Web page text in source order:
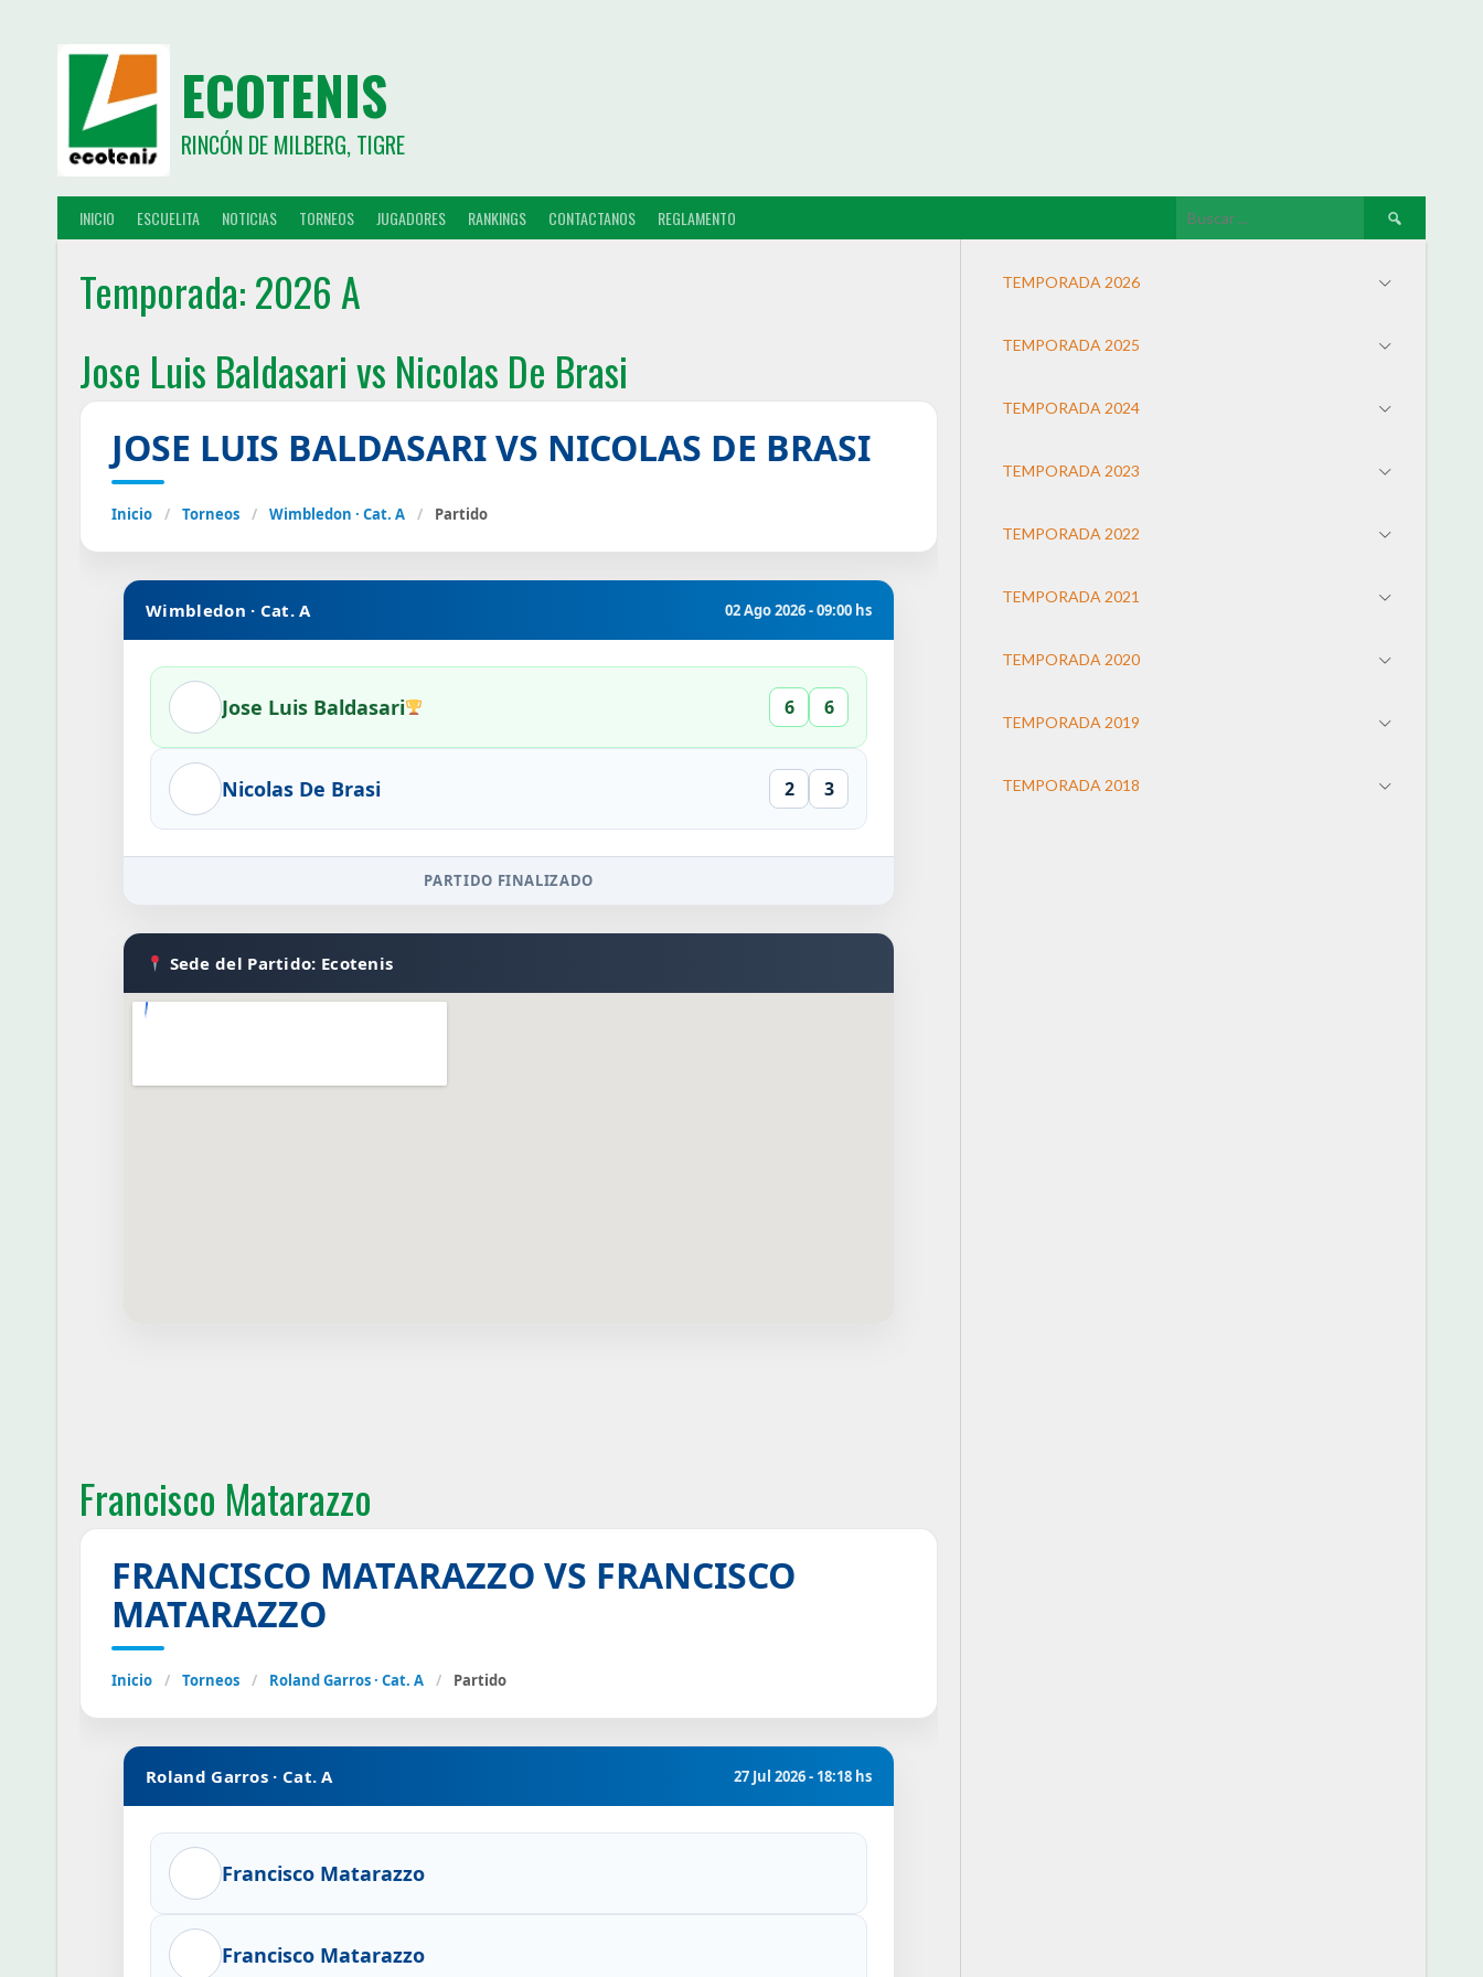
ECOTENIS
RINCÓN DE MILBERG, TIGRE
INICIO ESCUELITA NOTICIAS TORNEOS JUGADORES RANKINGS CONTACTANOS REGLAMENTO
Temporada:2026 A
Jose Luis Baldasari vs Nicolas De Brasi
JOSE LUIS BALDASARI VS NICOLAS DE BRASI
Inicio / Torneos / Wimbledon · Cat. A / Partido
Wimbledon · Cat. A 02 Ago 2026 - 09:00 hs
Jose Luis Baldasari 6 6
Nicolas De Brasi 2 3
PARTIDO FINALIZADO
Sede del Partido: Ecotenis
Francisco Matarazzo
FRANCISCO MATARAZZO VS FRANCISCO
MATARAZZO
Inicio / Torneos / Roland Garros · Cat. A / Partido
Roland Garros · Cat. A 27 Jul 2026 - 18:18 hs
Francisco Matarazzo
Francisco Matarazzo
TEMPORADA 2026
TEMPORADA 2025
TEMPORADA 2024
TEMPORADA 2023
TEMPORADA 2022
TEMPORADA 2021
TEMPORADA 2020
TEMPORADA 2019
TEMPORADA 2018